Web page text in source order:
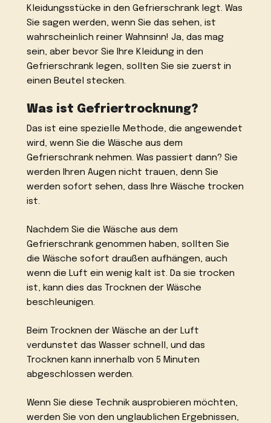
Kleidungsstücke in den Gefrierschrank legt. Was
Sie sagen werden, wenn Sie das sehen, ist
wahrscheinlich reiner Wahnsinn! Ja, das mag
sein, aber bevor Sie Ihre Kleidung in den
Gefrierschrank legen, sollten Sie sie zuerst in
einen Beutel stecken.
Was ist Gefriertrocknung?
Das ist eine spezielle Methode, die angewendet
wird, wenn Sie die Wäsche aus dem
Gefrierschrank nehmen. Was passiert dann? Sie
werden Ihren Augen nicht trauen, denn Sie
werden sofort sehen, dass Ihre Wäsche trocken
ist.
Nachdem Sie die Wäsche aus dem
Gefrierschrank genommen haben, sollten Sie
die Wäsche sofort draußen aufhängen, auch
wenn die Luft ein wenig kalt ist. Da sie trocken
ist, kann dies das Trocknen der Wäsche
beschleunigen.
Beim Trocknen der Wäsche an der Luft
verdunstet das Wasser schnell, und das
Trocknen kann innerhalb von 5 Minuten
abgeschlossen werden.
Wenn Sie diese Technik ausprobieren möchten,
werden Sie von den unglaublichen Ergebnissen,